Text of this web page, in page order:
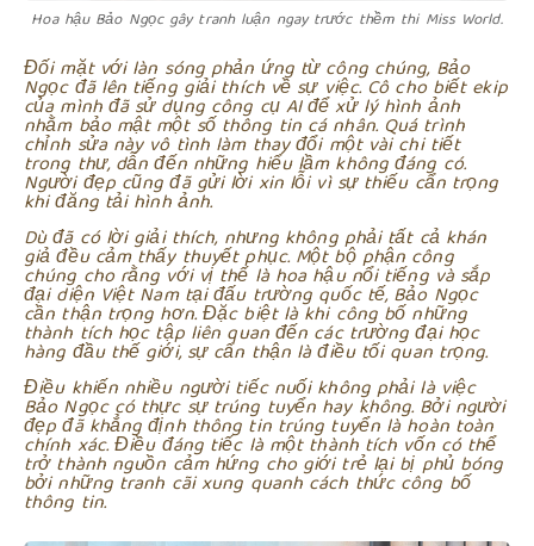
Hoa hậu Bảo Ngọc gây tranh luận ngay trước thềm thi Miss World.
Đối mặt với làn sóng phản ứng từ công chúng, Bảo
Ngọc đã lên tiếng giải thích về sự việc. Cô cho biết ekip
của mình đã sử dụng công cụ AI để xử lý hình ảnh
nhằm bảo mật một số thông tin cá nhân. Quá trình
chỉnh sửa này vô tình làm thay đổi một vài chi tiết
trong thư, dẫn đến những hiểu lầm không đáng có.
Người đẹp cũng đã gửi lời xin lỗi vì sự thiếu cẩn trọng
khi đăng tải hình ảnh.
Dù đã có lời giải thích, nhưng không phải tất cả khán
giả đều cảm thấy thuyết phục. Một bộ phận công
chúng cho rằng với vị thế là hoa hậu nổi tiếng và sắp
đại diện Việt Nam tại đấu trường quốc tế, Bảo Ngọc
cần thận trọng hơn. Đặc biệt là khi công bố những
thành tích học tập liên quan đến các trường đại học
hàng đầu thế giới, sự cẩn thận là điều tối quan trọng.
Điều khiến nhiều người tiếc nuối không phải là việc
Bảo Ngọc có thực sự trúng tuyển hay không. Bởi người
đẹp đã khẳng định thông tin trúng tuyển là hoàn toàn
chính xác. Điều đáng tiếc là một thành tích vốn có thể
trở thành nguồn cảm hứng cho giới trẻ lại bị phủ bóng
bởi những tranh cãi xung quanh cách thức công bố
thông tin.